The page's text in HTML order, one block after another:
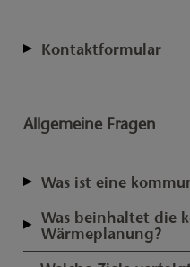
Kontaktformular
Anrede
Name
Vorname
Allgemeine Fragen
Was ist eine
Die kommunale
Gemeinden, das der
hin zu einer
koordinierten Rahmen gibt. In
Was beinhaltet die
Wärmeplanung?
Die kommunale